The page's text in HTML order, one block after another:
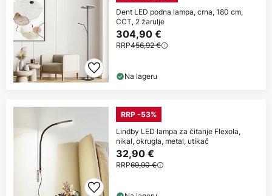
Dent LED podna lampa, crna, 180 cm,
CCT, 2 žarulje
304,90 €
RRP456,92 €
Na lageru
RRP -53%
Lindby LED lampa za čitanje Flexola,
nikal, okrugla, metal, utikač
32,90 €
RRP69,90 €